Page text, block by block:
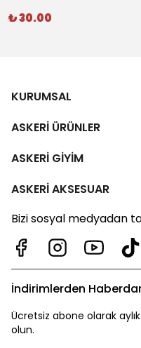
₺ 30.00
KURUMSAL
ASKERİ ÜRÜNLER
ASKERİ GİYİM
ASKERİ AKSESUAR
Bizi sosyal medyadan
İndirimlerden
Ücretsiz abone olarak
olun.